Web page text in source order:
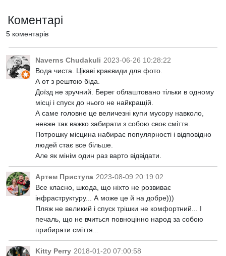
Коментарі
5 коментарів
Naverns Chudakuli 2023-06-26 10:28:22
Вода чиста. Цікаві краєвиди для фото.
А от з рештою біда.
Доїзд не зручний. Берег облаштовано тільки в одному
місці і спуск до нього не найкращій.
А саме головне це величезні купи мусору навколо,
невже так важко забирати з собою своє сміття.
Потрошку місцина набирає популярності і відповідно
людей стає все більше.
Але як мінім один раз варто відвідати.
Артем Приступа 2023-08-09 20:19:02
Все класно, шкода, що ніхто не розвиває
інфраструктуру... А може це й на добре)))
Пляж не великий і спуск трішки не комфортний... І
печаль, що не вчиться повноцінно народ за собою
прибирати сміття...
Kitty Perry 2018-01-20 07:00:58